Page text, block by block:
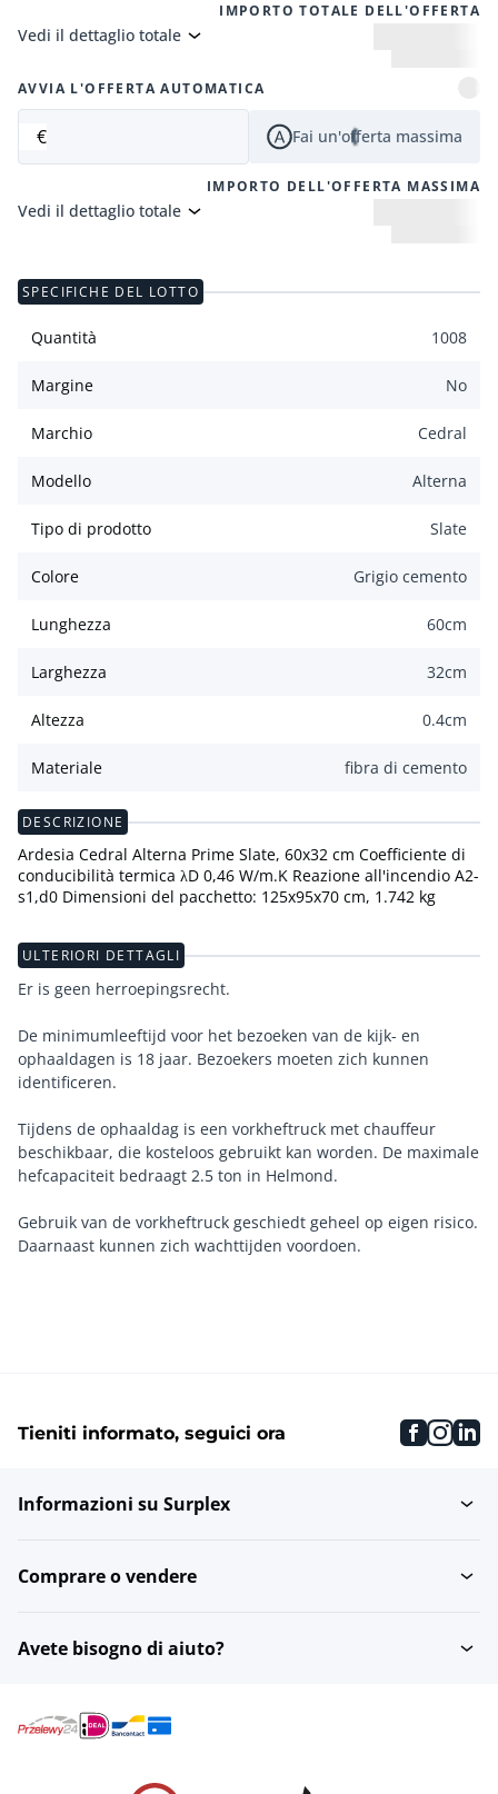
IMPORTO TOTALE DELL'OFFERTA
Vedi il dettaglio totale
AVVIA L'OFFERTA AUTOMATICA
€ Fai un'offerta massima
IMPORTO DELL'OFFERTA MASSIMA
Vedi il dettaglio totale
SPECIFICHE DEL LOTTO
Quantità 1008
Margine No
Marchio Cedral
Modello Alterna
Tipo di prodotto Slate
Colore Grigio cemento
Lunghezza 60cm
Larghezza 32cm
Altezza 0.4cm
Materiale fibra di cemento
DESCRIZIONE
Ardesia Cedral Alterna Prime Slate, 60x32 cm Coefficiente di
conducibilità termica λD 0,46 W/m.K Reazione all'incendio A2-
s1,d0 Dimensioni del pacchetto: 125x95x70 cm, 1.742 kg
ULTERIORI DETTAGLI
Er is geen herroepingsrecht.
De minimumleeftijd voor het bezoeken van de kijk- en
ophaaldagen is 18 jaar. Bezoekers moeten zich kunnen
identificeren.
Tijdens de ophaaldag is een vorkheftruck met chauffeur
beschikbaar, die kosteloos gebruikt kan worden. De maximale
hefcapaciteit bedraagt 2.5 ton in Helmond.
Gebruik van de vorkheftruck geschiedt geheel op eigen risico.
Daarnaast kunnen zich wachttijden voordoen.
Tieniti informato, seguici ora
Informazioni su Surplex
Comprare o vendere
Avete bisogno di aiuto?